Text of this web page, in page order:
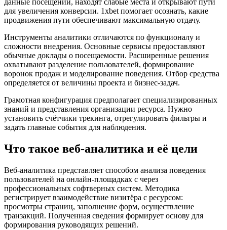
данные посещений, находят слабые места и открывают пути
для увеличения конверсии. 1xbet помогает осознать, какие
продвижения пути обеспечивают максимальную отдачу.
Инструменты аналитики отличаются по функционалу и
сложности внедрения. Основные сервисы предоставляют
обычные доклады о посещаемости. Расширенные решения
охватывают разделение пользователей, формирование
воронок продаж и моделирование поведения. Отбор средства
определяется от величины проекта и бизнес-задач.
Грамотная конфигурация предполагает специализированных
знаний и представления организации ресурса. Нужно
установить счётчики трекинга, отрегулировать фильтры и
задать главные события для наблюдения.
Что такое веб-аналитика и её цели
Веб-аналитика представляет способом анализа поведения
пользователей на онлайн-площадках с через
профессиональных софтверных систем. Методика
регистрирует взаимодействие визитёра с ресурсом:
просмотры страниц, заполнение форм, осуществление
транзакций. Полученная сведения формирует основу для
формирования руководящих решений.